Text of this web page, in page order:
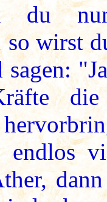
du
so wirst
sagen:
die